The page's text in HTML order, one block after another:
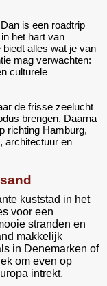
is een roadtrip
het hart van
alles wat je van
mag verwachten:
culturele
de frisse zeelucht
brengen. Daarna
richting Hamburg,
architectuur en
kuststad in het
voor een
stranden en
makkelijk
in Denemarken of
om even op
intrekt.